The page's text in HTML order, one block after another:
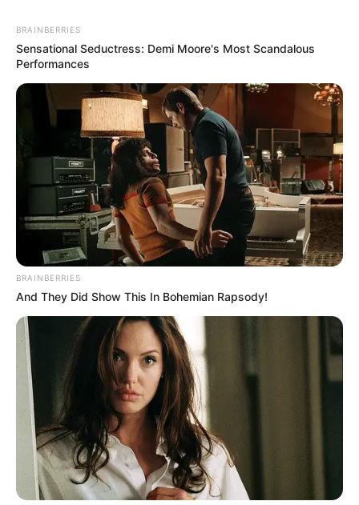
BRAINBERRIES
Sensational Seductress: Demi Moore's Most Scandalous
Performances
BRAINBERRIES
And They Did Show This In Bohemian Rapsody!